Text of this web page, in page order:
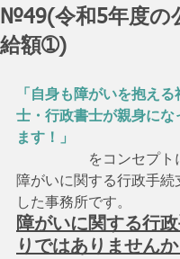
№49(令和5年度の
給額➀)
「自身も障がいを抱え
士・行政書士が親身にな
ます！」
をコンセプトに
障がいに関する行政手続
した事務所です。
障がいに関する行
りではありませんか